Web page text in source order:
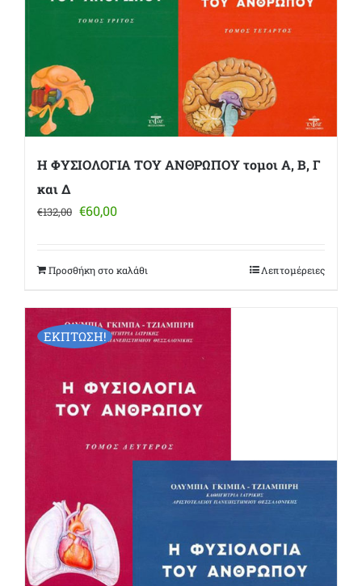
Η ΦΥΣΙΟΛΟΓΙΑ ΤΟΥ ΑΝΘΡΩΠΟΥ τομοι Α, Β, Γ
και Δ
€132,00 Original
€132,00.
€60,00Η
είναι:
Προσθήκη στο καλάθι Λεπτομέρειες
ΕΚΠΤΩΣΗ!